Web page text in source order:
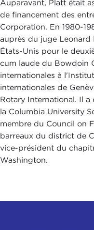
Auparavant, Platt était
de financement des
Corporation. En 1980-
auprès du juge Leonard
États-Unis pour le
cum laude du Bowdoin
internationales à
internationales de
Rotary International. Il
la Columbia University
membre du Council on
barreaux du district de
vice-président du
Washington.